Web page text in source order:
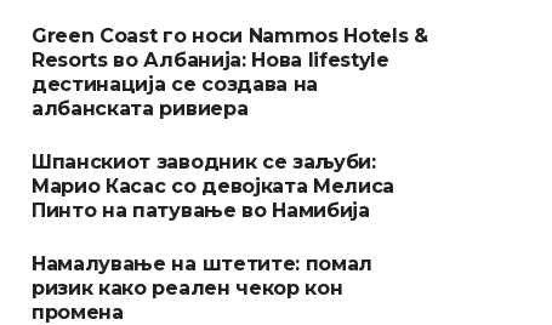
Green Coast го носи Nammos Hotels &
Resorts во Албанија: Нова lifestyle
дестинација се создава на
албанската ривиера
Шпанскиот заводник се заљуби:
Марио Касас со девојката Мелиса
Пинто на патување во Намибија
Намалување на штетите: помал
ризик како реален чекор кон
промена